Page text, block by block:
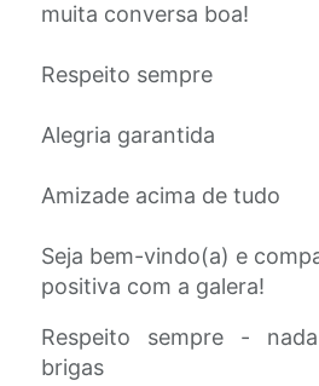
muita conversa boa!
Respeito sempre
Alegria garantida
Amizade acima de tudo
Seja bem-vindo(a) e
positiva com a galera!
Respeito sempre -
brigas